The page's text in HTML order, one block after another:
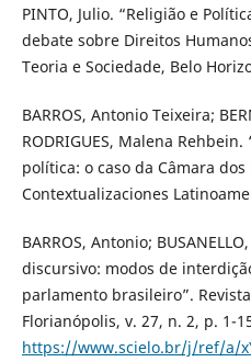
PINTO, Julio. “Religião e
debate sobre Direitos
Teoria e Sociedade, Belo
BARROS, Antonio Teixeira;
RODRIGUES, Malena
política: o caso da Câmara
Contextualizaciones
BARROS, Antonio;
discursivo: modos de
parlamento brasileiro”.
Florianópolis, v. 27, n. 2, p. 1-
https://www.scielo.br/j/ref/a/